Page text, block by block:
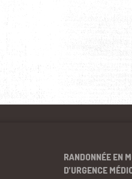
RANDONNÉE EN
D’URGENCE